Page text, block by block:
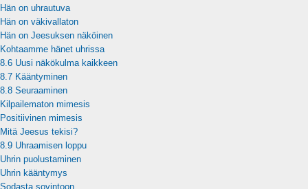
Hän on uhrautuva
Hän on väkivallaton
Hän on Jeesuksen näköinen
Kohtaamme hänet uhrissa
8.6 Uusi näkökulma kaikkeen
8.7 Kääntyminen
8.8 Seuraaminen
Kilpailematon mimesis
Positiivinen mimesis
Mitä Jeesus tekisi?
8.9 Uhraamisen loppu
Uhrin puolustaminen
Uhrin kääntymys
Sodasta sovintoon